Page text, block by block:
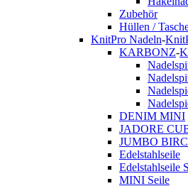
Zubehör
Hüllen /
KnitPro Nadeln-
KARBONZ-
DENIM MINI
JADORE
JUMBO
Edelstahlseile
Edelstahlseile
MINI Seile